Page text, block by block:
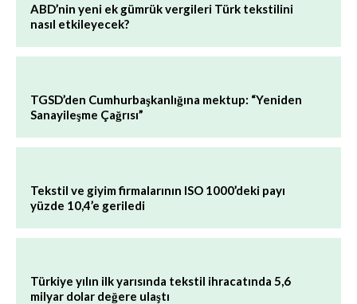
ABD’nin yeni ek gümrük vergileri Türk tekstilini
nasıl etkileyecek?
TGSD’den Cumhurbaşkanlığına mektup: “Yeniden
Sanayileşme Çağrısı”
Tekstil ve giyim firmalarının ISO 1000’deki payı
yüzde 10,4’e geriledi
Türkiye yılın ilk yarısında tekstil ihracatında 5,6
milyar dolar değere ulaştı